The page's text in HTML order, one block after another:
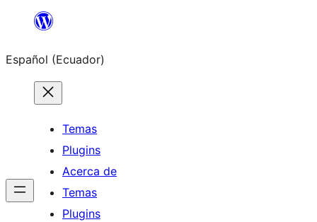
Saltar
contenido
Español (Ecuador)
Temas
Plugins
Acerca de
Temas
Plugins